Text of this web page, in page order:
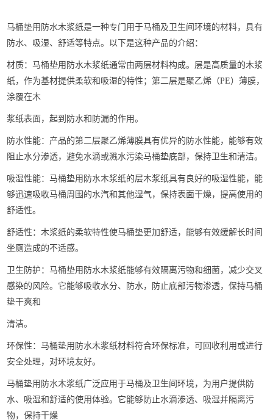
马桶垫用防水木浆纸是一种专门用于马桶及卫生间环境的材料，具有
防水、吸湿、舒适等特点。以下是这种产品的介绍：
材质：马桶垫用防水木浆纸通常由两层材料构成。层是高质量的木浆
纸，作为基材提供柔软和吸湿的特性；第二层是聚乙烯（PE）薄膜，
涂覆在木
浆纸表面，起到防水和防漏的作用。
防水性能：产品的第二层聚乙烯薄膜具有优异的防水性能，能够有效
阻止水分渗透，避免水滴或溅水污染马桶垫底部，保持卫生和清洁。
吸湿性能：马桶垫用防水木浆纸的层木浆纸具有良好的吸湿性能，能
够迅速吸收马桶周围的水汽和其他湿气，保持表面干燥，提高使用的
舒适性。
舒适性：木浆纸的柔软特性使马桶垫更加舒适，能够有效缓解长时间
坐厕造成的不适感。
卫生防护：马桶垫用防水木浆纸能够有效隔离污物和细菌，减少交叉
感染的风险。它能够吸收水分、防水，防止底部污物渗透，保持马桶
垫干爽和
清洁。
环保性：马桶垫用防水木浆纸材料符合环保标准，可回收利用或进行
安全处理，对环境友好。
马桶垫用防水木浆纸广泛应用于马桶及卫生间环境，为用户提供防
水、吸湿和舒适的使用体验。它能够防止水滴渗透、吸湿并隔离污
物，保持干燥